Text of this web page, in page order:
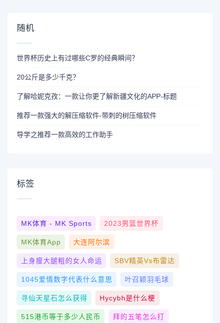
随机
世界杯历史上有过哪些C罗的经典瞬间？
20公斤是多少千克？
了解哈妮克孜：一款让你更了解新疆文化的APP-标题
推荐一款强大的解压缩软件-带刺的树压缩软件
导学之推荐一款高效的工作助手
标签
MK体育 - MK Sports 2023男篮世界杯
MK体育App 大连阿尔滨
上身瘦大腿粗的女人命运 SBV精英vs布雷达
1045爱情数字代表什么意思 叶召颖羽毛球
寻仙天星石怎么获得 Hycybh是什么梗
515港币等于多少人民币 拜的五笔怎么打